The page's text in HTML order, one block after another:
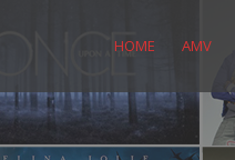
HOME AMV